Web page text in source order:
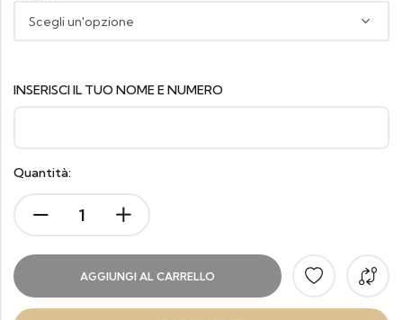
INSERISCI IL TUO NOME E NUMERO
Quantità:
AGGIUNGI AL CARRELLO